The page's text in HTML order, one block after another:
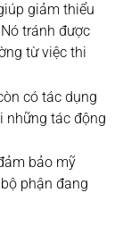
giảm thiểu
tránh được
từ việc thi
có tác dụng
những tác động
bảo mỹ
phận đang